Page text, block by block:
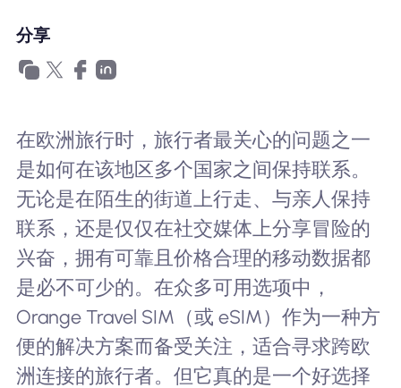
企业用户
分享
在欧洲旅行时，旅行者最关心的问题之一
是如何在该地区多个国家之间保持联系。
无论是在陌生的街道上行走、与亲人保持
联系，还是仅仅在社交媒体上分享冒险的
兴奋，拥有可靠且价格合理的移动数据都
是必不可少的。在众多可用选项中，
Orange Travel SIM（或 eSIM）作为一种方
便的解决方案而备受关注，适合寻求跨欧
洲连接的旅行者。但它真的是一个好选择